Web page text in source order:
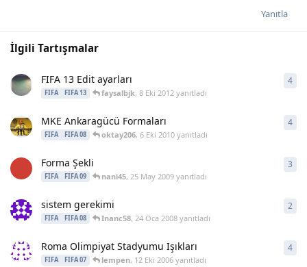
Yanıtla
İlgili Tartışmalar
FIFA 13 Edit ayarları
FIFA FIFA 13 faysalbjk, 8 Eki 2012yanıtladı
4
MKE Ankaragücü Formaları
FIFA FIFA 08 oktay206, 6 Eki 2010yanıtladı
4
Forma Şekli
FIFA FIFA 09 nani45, 25 May 2009yanıtladı
3
sistem gerekimi
FIFA FIFA 08 Inanc58, 24 Oca 2008yanıtladı
2
Roma Olimpiyat Stadyumu Işıkları
FIFA FIFA 07 lempen, 12 Eki 2006yanıtladı
4